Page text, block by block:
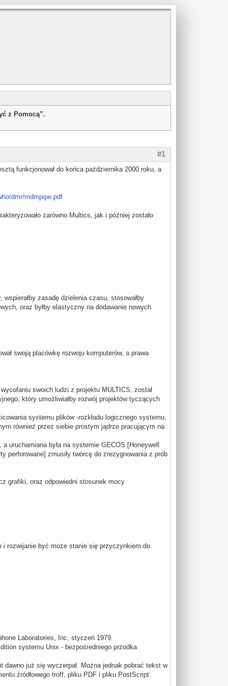
z Pomocą”.
#1
funkcjonował do końca października 2000 roku, a
dmr/mdmpipe.pdf
zarówno Multics, jak i później zostało
zasadę dzielenia czasu, stosowałby
oraz byłby elastyczny na dodawanie nowych
swoją placówkę rozwoju komputerów, a prawa
swoich ludzi z projektu MULTICS, został
który umożliwiałby rozwój projektów tyczących
systemu plików -rozkładu logicznego systemu,
również przez siebie prostym jądrze pracującym na
uruchamiana była na systemie GECOS [Honeywell
perforowane] zmusiły twórcę do zrezygnowania z prób
grafiki, oraz odpowiedni stosunek mocy
i rozwijanie być może stanie się przyczynkiem do
Laboratories, Inc, styczeń 1979.
systemu Unix - bezpośredniego przodka
dawno już się wyczerpał. Można jednak pobrać tekst w
źródłowego troff, pliku PDF i pliku PostScript: